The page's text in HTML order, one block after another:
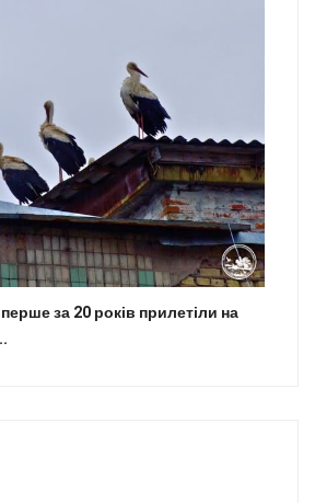
за 20 років прилетіли на